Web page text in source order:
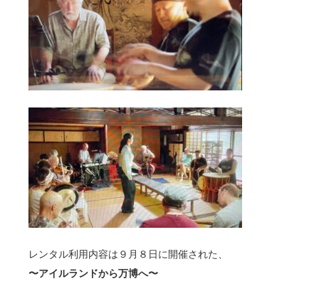
レンタル利用内容は９月８日に開催された、
〜アイルランドから万博へ〜